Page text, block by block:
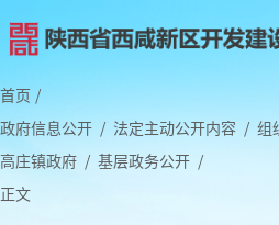
首页 /
政府信息公开 / 法定主动公开内容 / 组
高庄镇政府 / 基层政务公开 /
正文